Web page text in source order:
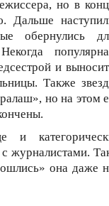
но в
Дальше
обернулись
и
Также
но на этом
и
с журналистами.
она даже